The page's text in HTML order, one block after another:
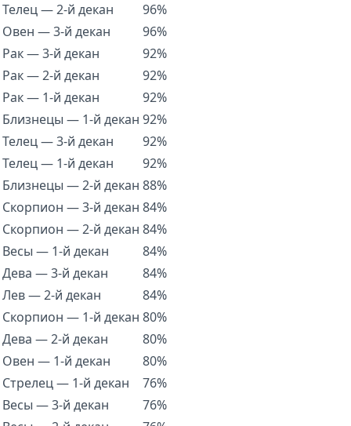
Телец — 2-й декан
96%
Овен — 3-й декан
96%
Рак — 3-й декан
92%
Рак — 2-й декан
92%
Рак — 1-й декан
92%
Близнецы — 1-й декан 92%
Телец — 3-й декан
92%
Телец — 1-й декан
92%
Близнецы — 2-й декан 88%
Скорпион — 3-й декан 84%
Скорпион — 2-й декан 84%
Весы — 1-й декан
84%
Дева — 3-й декан
84%
Лев — 2-й декан
84%
Скорпион — 1-й декан 80%
Дева — 2-й декан
80%
Овен — 1-й декан
80%
Стрелец — 1-й декан
76%
Весы — 3-й декан
76%